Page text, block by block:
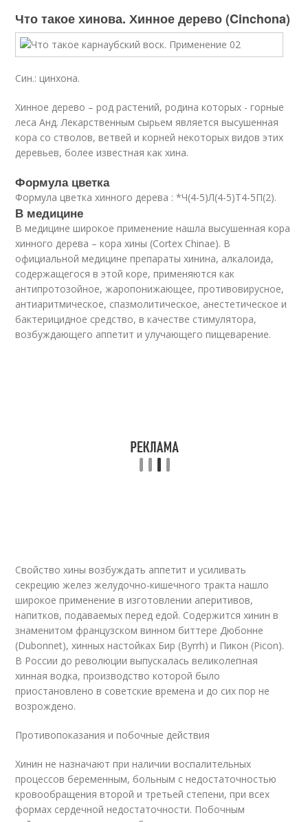
Что такое хинова. Хинное дерево (Cinchona)
Син.: цинхона.
Хинное дерево – род растений, родина которых - горные
леса Анд. Лекарственным сырьем является высушенная
кора со стволов, ветвей и корней некоторых видов этих
деревьев, более известная как хина.
Формула цветка
Формула цветка хинного дерева : *Ч(4-5)Л(4-5)Т4-5П(2).
В медицине
В медицине широкое применение нашла высушенная кора
хинного дерева – кора хины (Cortex Chinae). В
официальной медицине препараты хинина, алкалоида,
содержащегося в этой коре, применяются как
антипротозойное, жаропонижающее, противовирусное,
антиаритмическое, спазмолитическое, анестетическое и
бактерицидное средство, в качестве стимулятора,
возбуждающего аппетит и улучающего пищеварение.
Свойство хины возбуждать аппетит и усиливать
секрецию желез желудочно-кишечного тракта нашло
широкое применение в изготовлении аперитивов,
напитков, подаваемых перед едой. Содержится хинин в
знаменитом французском винном биттере Дюбонне
(Dubonnet), хинных настойках Бир (Byrrh) и Пикон (Picon).
В России до революции выпускалась великолепная
хинная водка, производство которой было
приостановлено в советские времена и до сих пор не
возрождено.
Противопоказания и побочные действия
Хинин не назначают при наличии воспалительных
процессов беременным, больным с недостаточностью
кровообращения второй и третьей степени, при всех
формах сердечной недостаточности. Побочным